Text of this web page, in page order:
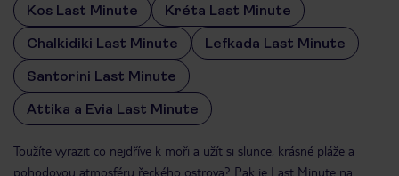
Kos Last Minute
Kréta Last Minute
Chalkidiki Last Minute
Lefkada Last Minute
Santorini Last Minute
Attika a Evia Last Minute
Toužíte vyrazit co nejdříve k moři a užít si slunce, krásné pláže a
pohodovou atmosféru řeckého ostrova? Pak je Last Minute na